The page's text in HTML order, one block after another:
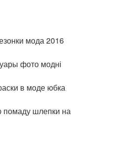
мода 2016
фото модні
в моде юбка
помаду шлепки на